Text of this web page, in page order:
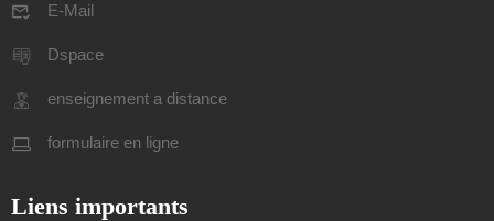
E-Mail
Dspace
enseignement a distance
formulaire en ligne
Liens importants